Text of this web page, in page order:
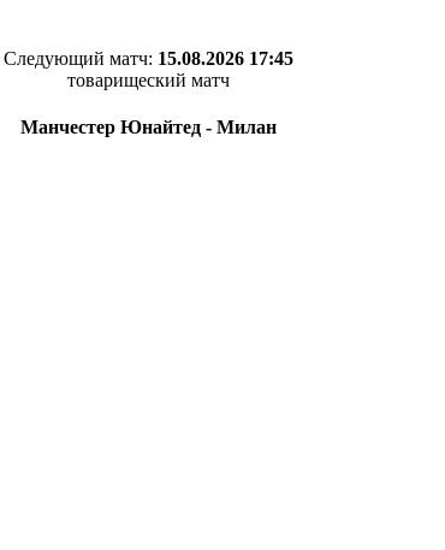
Следующий матч: 15.08.2026 17:45
товарищеский матч
Манчестер Юнайтед - Милан